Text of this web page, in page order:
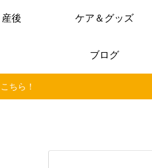
後 ケア＆グッズ
ブログ
ちら！